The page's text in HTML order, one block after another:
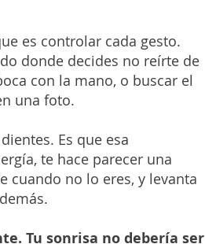
es controlar cada gesto.
donde decides no reírte de
con la mano, o buscar el
una foto.
Es que esa
te hace parecer una
cuando no lo eres, y levanta
Tu sonrisa no debería ser